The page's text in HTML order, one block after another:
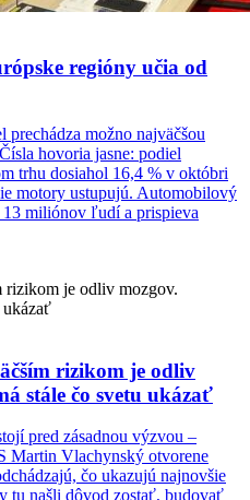
regióny učia od
možno najväčšou
hovoria jasne: podiel
trhu dosiahol 16,4 % v októbri
motory ustupujú. Automobilový
13 miliónov ľudí a prispieva
rizikom je odliv
stále čo svetu ukázať
pred zásadnou výzvou –
Martin Vlachynský otvorene
čo ukazujú najnovšie
tu našli dôvod zostať, budovať